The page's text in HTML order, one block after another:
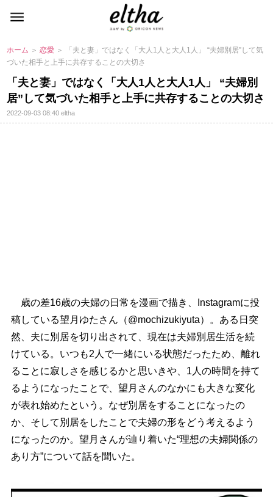
ホーム ＞恋愛 ＞ 「夫と妻」ではなく「大人1人と大人1人」 “夫婦別居”して気
づいた相手と上手に共存することの大切さ
「夫と妻」ではなく「大人1人と大人1人」 “夫婦別
居”して気づいた相手と上手に共存することの大切さ
2022-09-03 08:40eltha
歳の差16歳の夫婦の日常を漫画で描き、Instagramに投
稿している望月ゆたさん（@mochizukiyuta）。ある日突
然、夫に別居を切り出されて、現在は夫婦別居生活を続
けている。いつも2人で一緒にいる状態だったため、離れ
ることに寂しさを感じるかと思いきや、1人の時間を持て
るようになったことで、望月さんのなかにも大きな変化
が表れ始めたという。なぜ別居をすることになったの
か、そして別居をしたことで夫婦の形をどう考えるよう
になったのか。望月さんが辿り着いた“理想の夫婦関係の
あり方”について話を聞いた。